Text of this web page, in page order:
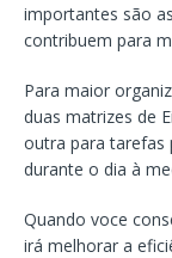
importantes são
contribuem para
Para maior
duas matrizes de
outra para tarefas
durante o dia à
Quando voce
irá melhorar a